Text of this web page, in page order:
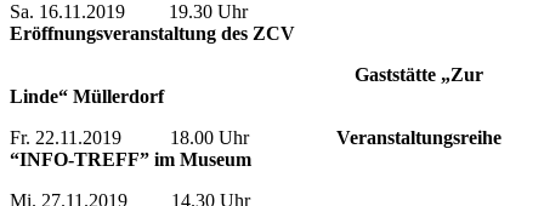
Sa. 16.11.2019 19.30 Uhr
Eröffnungsveranstaltung des ZCV
Gaststätte „Zur
Linde“ Müllerdorf
Fr. 22.11.2019 18.00 Uhr Veranstaltungsreihe
“INFO-TREFF” im Museum
Mi. 27.11.2019 14.30 Uhr